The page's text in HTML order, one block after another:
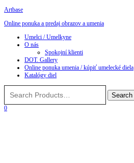
Artbase
Online ponuka a predaj obrazov a umenia
Toggle
navigation
Umelci / Umelkyne
O nás
Spokojní klienti
DOT. Gallery
Online ponuka umenia / kúpiť umelecké diela
Katalógy diel
0